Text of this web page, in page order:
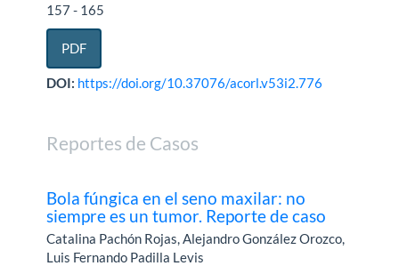
157 - 165
PDF
DOI: https://doi.org/10.37076/acorl.v53i2.776
Reportes de Casos
Bola fúngica en el seno maxilar: no
siempre es un tumor. Reporte de caso
Catalina Pachón Rojas, Alejandro González Orozco,
Luis Fernando Padilla Levis